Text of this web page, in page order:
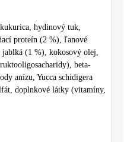
hydinový tuk,
proteín (2 %), ľanové
jablká (1 %), kokosový olej,
beta-
anízu, Yucca schidigera
doplnkové látky (vitamíny,